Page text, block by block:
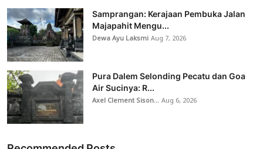
Samprangan: Kerajaan Pembuka Jalan
Majapahit Mengu...
Dewa Ayu LaksmiAug 7, 2026
Pura Dalem Selonding Pecatu dan Goa
Air Sucinya: R...
Axel Clement Sison...Aug 6, 2026